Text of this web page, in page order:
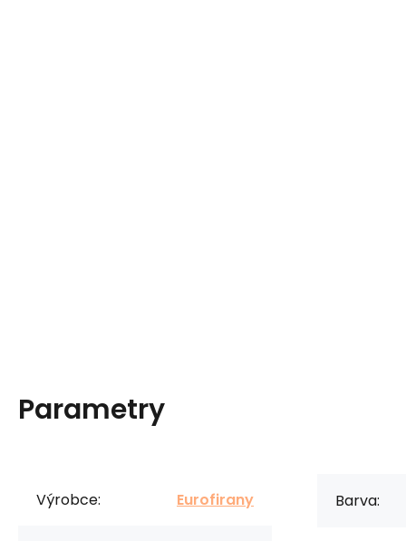
Parametry
Výrobce: Eurofirany Barva: